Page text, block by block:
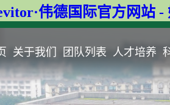
伟德国际官方网站 -
关于我们 团队列表 人才培养